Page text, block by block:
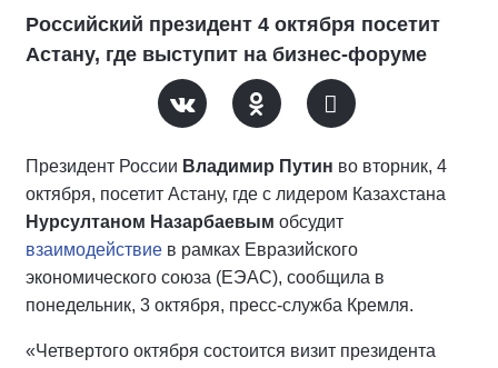
Российский президент 4 октября посетит
Астану, где выступит на бизнес-форуме
Президент России Владимир Путин во вторник, 4
октября, посетит Астану, где с лидером Казахстана
Нурсултаном Назарбаевым обсудит
взаимодействие в рамках Евразийского
экономического союза (ЕЭАС), сообщила в
понедельник, 3 октября, пресс-служба Кремля.
«Четвертого октября состоится визит президента